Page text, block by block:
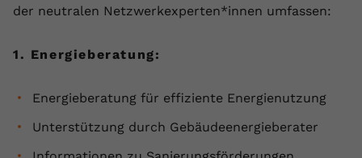
der neutralen Netzwerkexperten*innen umfassen:
1. Energieberatung:
Energieberatung für effiziente Energienutzung
Unterstützung durch Gebäudeenergieberater
Laufzeit Session
Zweck
YouTube setzt diesen Cookie, um die
speichern, der eingebettete YouTube-
Videos verwendet.